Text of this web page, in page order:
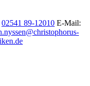
02541 89-12010 E-Mail: